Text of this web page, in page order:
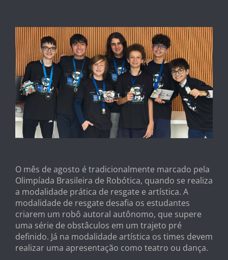
O mês de agosto é tradicionalmente marcado pela
Olimpíada Brasileira de Robótica, quando se realiza
a modalidade prática de resgate e artística. A
modalidade de resgate desafia os estudantes
criarem um robô autoral autônomo, que supere
uma série de obstâculos em um trajeto pré
definido. Já na modalidade artística os times devem
realizar uma apresentação como teatro ou dança.